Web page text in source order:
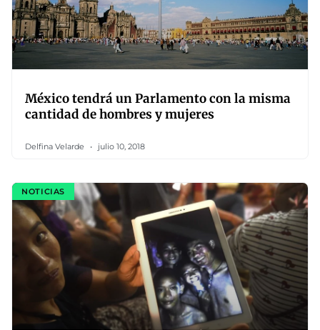
México tendrá un Parlamento con la misma
cantidad de hombres y mujeres
Delfina Velarde julio 10, 2018
NOTICIAS